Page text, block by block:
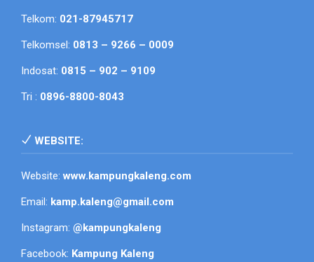
Telkom: 021-87945717
Telkomsel: 0813 – 9266 – 0009
Indosat: 0815 – 902 – 9109
Tri : 0896-8800-8043
WEBSITE:
Website:www.kampungkaleng.com
Email: kamp.kaleng@gmail.com
Instagram: @kampungkaleng
Facebook: Kampung Kaleng